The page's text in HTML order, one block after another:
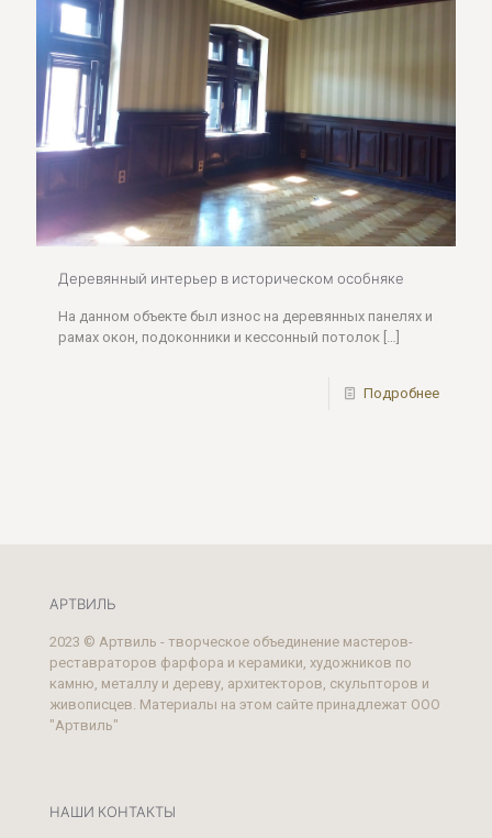
Деревянный интерьер в историческом особняке
На данном объекте был износ на деревянных панелях и
рамах окон, подоконники и кессонный потолок
Подробнее
АРТВИЛЬ
2023 © Артвиль - творческое объединение мастеров-
реставраторов фарфора и керамики, художников по
камню, металлу и дереву, архитекторов, скульпторов и
живописцев. Материалы на этом сайте принадлежат ООО
"Артвиль"
НАШИ КОНТАКТЫ